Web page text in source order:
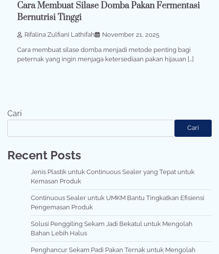
Cara Membuat Silase Domba Pakan Fermentasi
Bernutrisi Tinggi
Rifalina Zulfiani Lathifah November 21, 2025
Cara membuat silase domba menjadi metode penting bagi
peternak yang ingin menjaga ketersediaan pakan hijauan […]
Cari
Cari
Recent Posts
Jenis Plastik untuk Continuous Sealer yang Tepat untuk
Kemasan Produk
Continuous Sealer untuk UMKM Bantu Tingkatkan Efisiensi
Pengemasan Produk
Solusi Penggiling Sekam Jadi Bekatul untuk Mengolah
Bahan Lebih Halus
Penghancur Sekam Padi Pakan Ternak untuk Mengolah